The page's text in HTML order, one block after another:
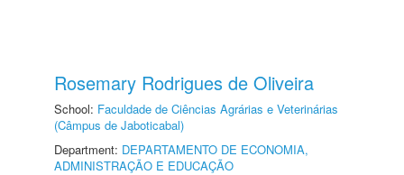
Rosemary Rodrigues de Oliveira
School: Faculdade de Ciências Agrárias e Veterinárias
(Câmpus de Jaboticabal)
Department: DEPARTAMENTO DE ECONOMIA,
ADMINISTRAÇÃO E EDUCAÇÃO